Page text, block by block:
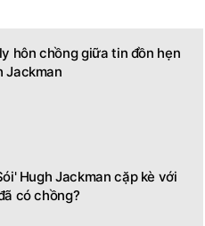
hôn chồng giữa tin đồn hẹn
Jackman
Hugh Jackman cặp kè với
có chồng?